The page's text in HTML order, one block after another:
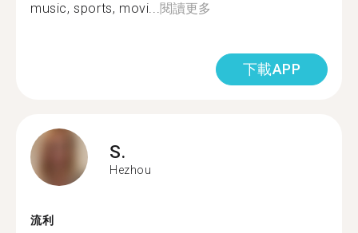
music, sports, movi...閱讀更多
下載APP
S.
Hezhou
流利